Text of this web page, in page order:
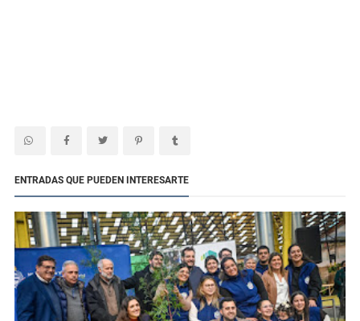
ENTRADAS QUE PUEDEN INTERESARTE